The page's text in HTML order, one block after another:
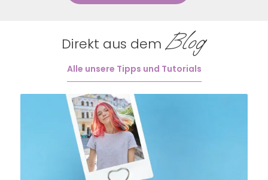
Direkt aus dem Blog
Alle unsere Tipps und Tutorials